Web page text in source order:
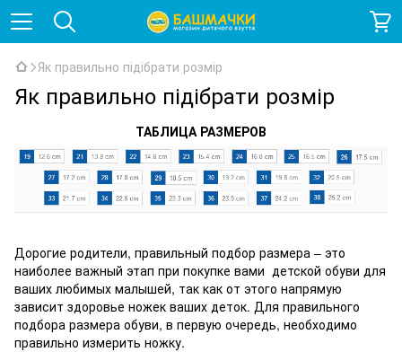
Як правильно підібрати розмір
Як правильно підібрати розмір
ТАБЛИЦА РАЗМЕРОВ
Дорогие родители, правильный подбор размера – это
наиболее важный этап при покупке вами детской обуви для
ваших любимых малышей, так как от этого напрямую
зависит здоровье ножек ваших деток. Для правильного
подбора размера обуви, в первую очередь, необходимо
правильно измерить ножку.